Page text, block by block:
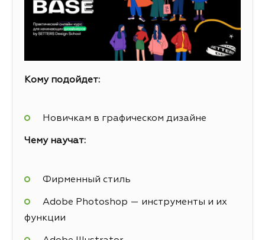
Кому подойдет:
Новичкам в графическом дизайне
Чему научат:
Фирменный стиль
Adobe Photoshop — инструменты и их
функции